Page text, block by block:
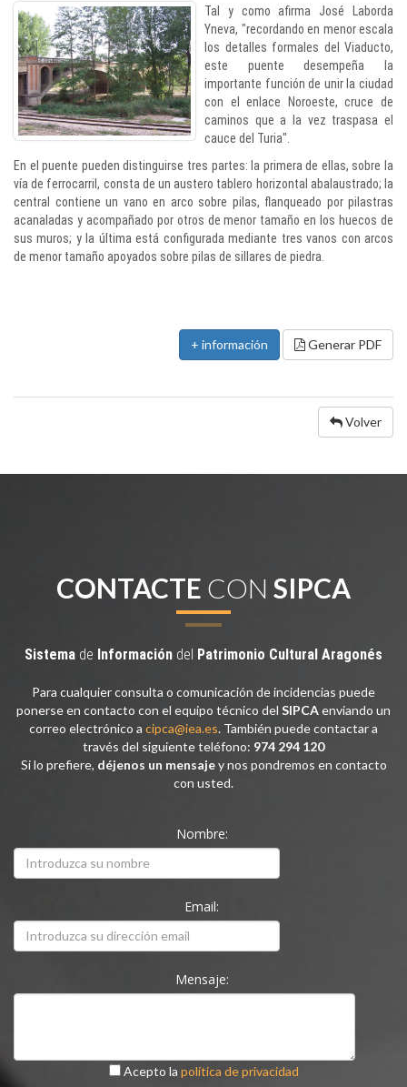
Tal y como afirma José Laborda
Yneva, "recordando en menor escala
los detalles formales del Viaducto,
este puente desempeña la
importante función de unir la ciudad
con el enlace Noroeste, cruce de
caminos que a la vez traspasa el
cauce del Turia".
En el puente pueden distinguirse tres partes: la primera de ellas, sobre la
vía de ferrocarril, consta de un austero tablero horizontal abalaustrado; la
central contiene un vano en arco sobre pilas, flanqueado por pilastras
acanaladas y acompañado por otros de menor tamaño en los huecos de
sus muros; y la última está configurada mediante tres vanos con arcos
de menor tamaño apoyados sobre pilas de sillares de piedra.
+ información Generar PDF
Volver
CONTACTE CON SIPCA
Sistema de Información del Patrimonio Cultural Aragonés
Para cualquier consulta o comunicación de incidencias puede
ponerse en contacto con el equipo técnico del SIPCAenviando un
correo electrónico a cipca@iea.es. También puede contactar a
través del siguiente teléfono: 974 294 120
Si lo prefiere, déjenos un mensajey nos pondremos en contacto
con usted.
Nombre:
Email:
Mensaje:
Acepto la política de privacidad